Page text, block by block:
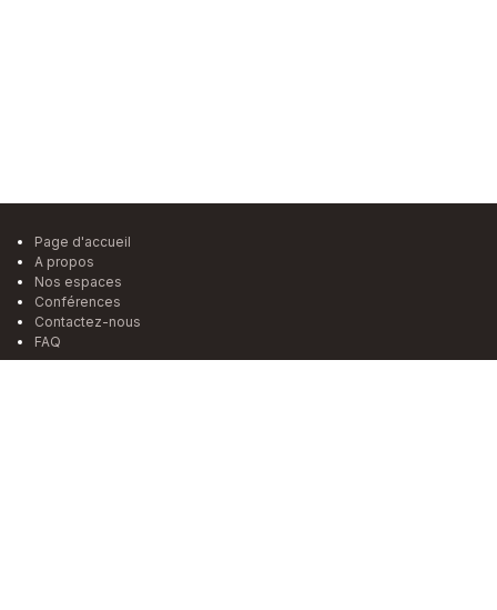
Page d'accueil
A propos
Nos espaces
Conférences
Contactez-nous
FAQ